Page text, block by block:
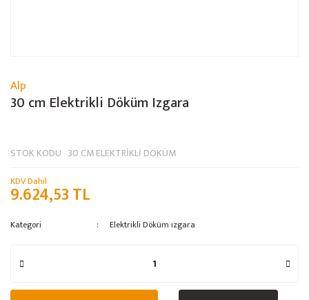
Alp
30 cm Elektrikli Döküm Izgara
STOK KODU 30 CM ELEKTRİKLİ DÖKÜM
KDV Dahil
9.624,53 TL
Kategori Elektrikli Döküm ızgara